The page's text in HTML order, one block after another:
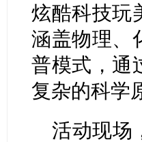
炫酷科技玩
涵盖物理、
普模式，通
复杂的科学
活动现场